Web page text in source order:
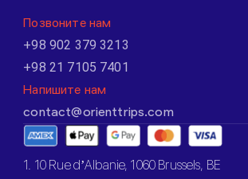
Позвоните нам
+98 902 379 3213
+98 21 7105 7401
Напишите нам
contact@orienttrips.com
1. 10 Rue d’Albanie, 1060 Brussels, BE